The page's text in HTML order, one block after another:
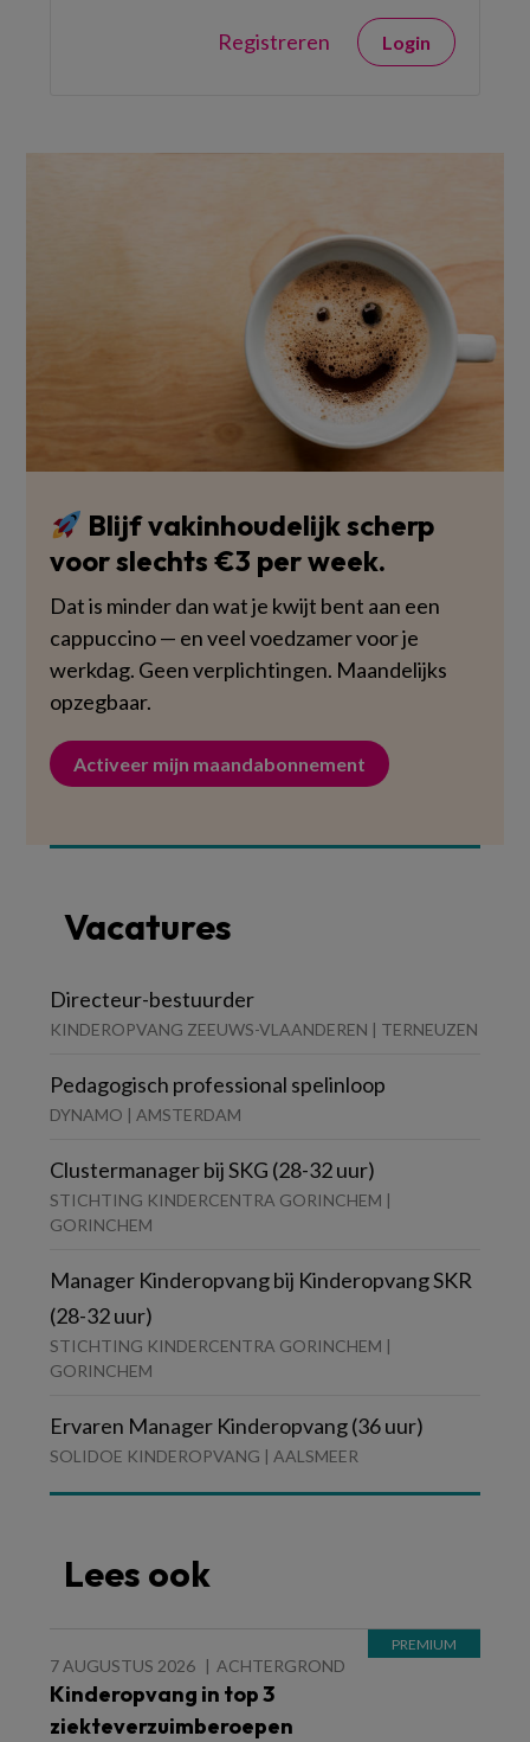
Registreren Login
Blijf vakinhoudelijk scherp
voor slechts €3 per week.
Dat is minder dan wat je kwijt bent aan een
cappuccino — en veel voedzamer voor je
werkdag. Geen verplichtingen. Maandelijks
opzegbaar.
Activeer mijn maandabonnement
Vacatures
Directeur-bestuurder
KINDEROPVANG ZEEUWS-VLAANDEREN | TERNEUZEN
Pedagogisch professional spelinloop
DYNAMO | AMSTERDAM
Clustermanager bij SKG (28-32 uur)
STICHTING KINDERCENTRA GORINCHEM |
GORINCHEM
Manager Kinderopvang bij Kinderopvang SKR
(28-32 uur)
STICHTING KINDERCENTRA GORINCHEM |
GORINCHEM
Ervaren Manager Kinderopvang (36 uur)
SOLIDOE KINDEROPVANG | AALSMEER
Lees ook
7 AUGUSTUS 2026 ACHTERGROND
Kinderopvang in top 3
ziekteverzuimberoepen